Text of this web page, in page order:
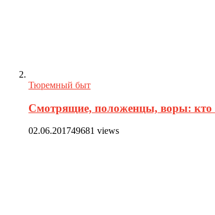
Тюремный быт
Смотрящие, положенцы, воры: кто
02.06.201749681 views